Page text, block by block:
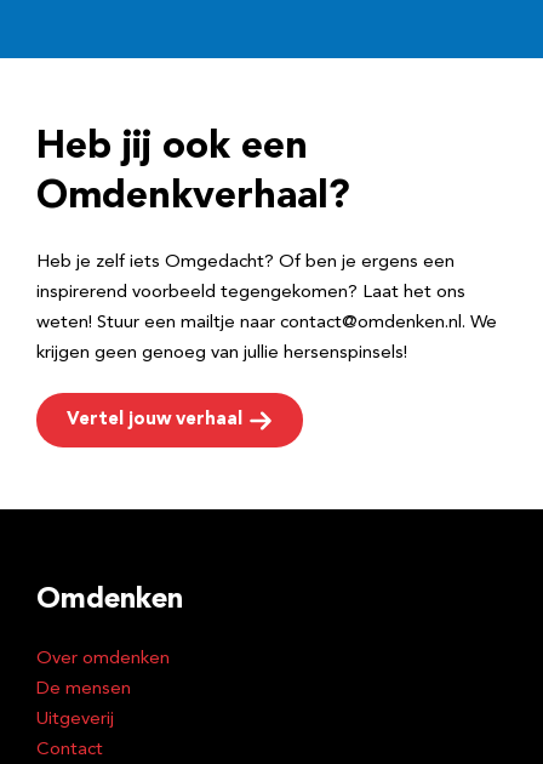
r
e
Heb jij ook een
Omdenkverhaal?
Heb je zelf iets Omgedacht? Of ben je ergens een
inspirerend voorbeeld tegengekomen? Laat het ons
weten! Stuur een mailtje naar contact@omdenken.nl. We
krijgen geen genoeg van jullie hersenspinsels!
Vertel jouw verhaal
Omdenken
Over omdenken
De mensen
Uitgeverij
Contact